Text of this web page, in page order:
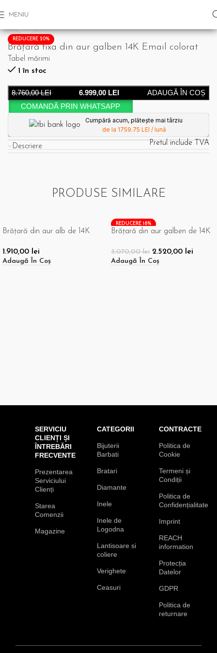
MENIU
REDUCERE 20%
Brățară fixa din aur galben 14K Email colorat
Tabel mărimi
1 în stoc
8.760,00LEI 6.999,00 LEI ADAUGĂ ÎN COȘ
Cumpără acum, plătește mai târziu
de la 1759.75 LEI / lună
COMANDĂ PRIN WHATSAPP
Pretul include TVA
Descriere
PRODUSE SIMILARE
Brățară din aur alb de 14K
1.910,00 lei
Adaugă În Coș
REDUCERE 18%
Brățară din aur galben de 14K
3.070,00lei 2.520,00 lei
Adaugă În Coș
SERVICIU
CLIENȚI ȘI
ÎNTREBĂRI
FRECVENTE
Prezentarea
Serviciului
Clienți
Starea
Comenzii
Magazine
CATEGORII
Bijuterii
Barbati
Bratari
Diamante
Inele
Inele de
Logodna
Lantisoare si
coliere
Verighete
Ceasuri
CONTRACTE
Politica de
Cookie
Termeni și
Condiții
Politica de
Confidențialitate
Imprint
REACH
information
Protecția
Datelor
GDPR
Politica de
returnare